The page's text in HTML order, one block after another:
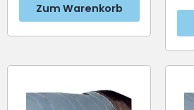
Zum Warenkorb